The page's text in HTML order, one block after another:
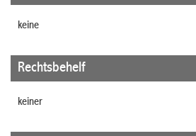
keine
Rechtsbehelf
keiner